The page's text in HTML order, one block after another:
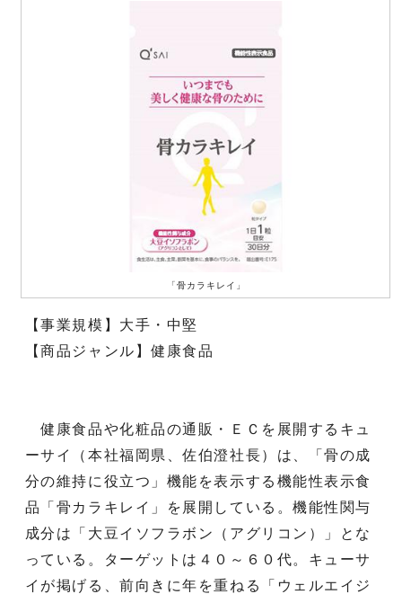
「骨カラキレイ」
【事業規模】大手・中堅
【商品ジャンル】健康食品
健康食品や化粧品の通販・ＥＣを展開するキュ
ーサイ（本社福岡県、佐伯澄社長）は、「骨の成
分の維持に役立つ」機能を表示する機能性表示食
品「骨カラキレイ」を展開している。機能性関与
成分は「大豆イソフラボン（アグリコン）」とな
っている。ターゲットは４０～６０代。キューサ
イが掲げる、前向きに年を重ねる「ウェルエイジ